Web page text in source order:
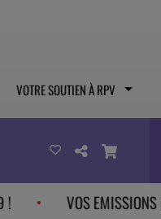
VOTRE SOUTIEN À RPV
VOS EMISSIONS